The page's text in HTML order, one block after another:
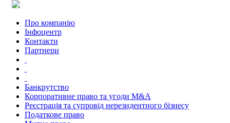
Про компанію
Інфоцентр
Контакти
Партнери
Банкрутство
Корпоративне право та угоди M&A
Реєстрація та супровід нерезидентного бізнесу
Податкове право